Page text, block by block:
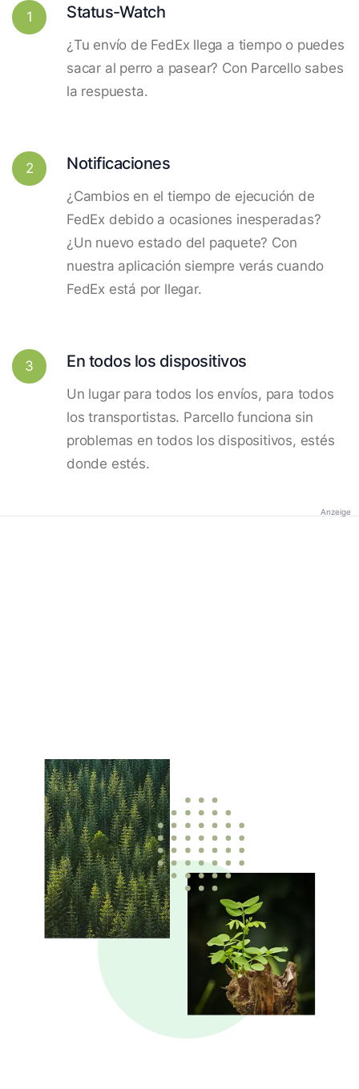
1 Status-Watch
¿Tu envío de FedEx llega a tiempo o puedes
sacar al perro a pasear? Con Parcello sabes
la respuesta.
2 Notificaciones
¿Cambios en el tiempo de ejecución de
FedEx debido a ocasiones inesperadas?
¿Un nuevo estado del paquete? Con
nuestra aplicación siempre verás cuando
FedEx está por llegar.
3 En todos los dispositivos
Un lugar para todos los envíos, para todos
los transportistas. Parcello funciona sin
problemas en todos los dispositivos, estés
donde estés.
Anzeige